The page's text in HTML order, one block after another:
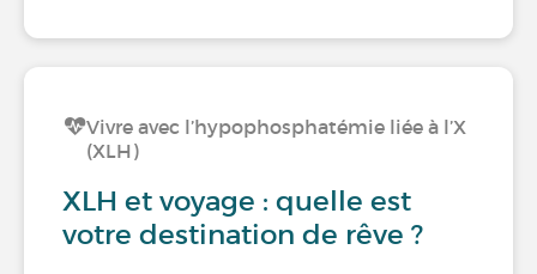
Vivre avec l’hypophosphatémie liée à l’X
(XLH)
XLH et voyage : quelle est
votre destination de rêve ?